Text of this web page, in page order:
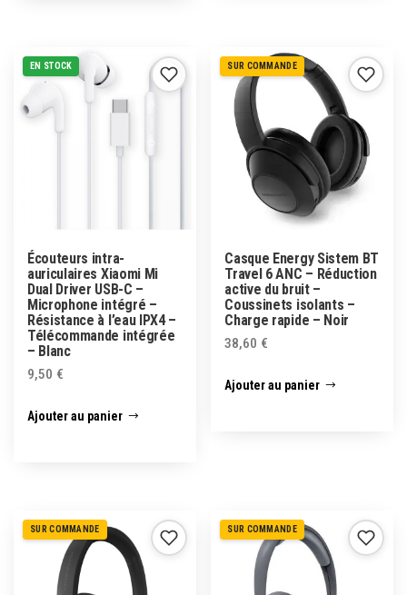
EN STOCK
Écouteurs intra-
auriculaires Xiaomi Mi
Dual Driver USB-C –
Microphone intégré –
Résistance à l’eau IPX4 –
Télécommande intégrée
– Blanc
9,50 €
Ajouter au panier
SUR COMMANDE
Casque Energy Sistem BT
Travel 6 ANC – Réduction
active du bruit –
Coussinets isolants –
Charge rapide – Noir
38,60 €
Ajouter au panier
SUR COMMANDE SUR COMMANDE